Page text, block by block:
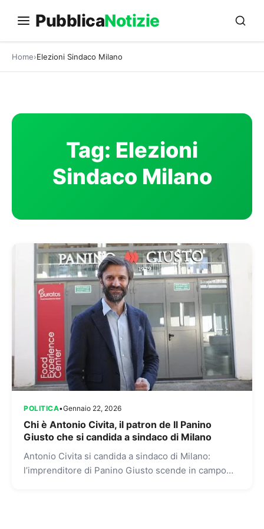
PubblicaNotizie
Home Elezioni Sindaco Milano
Tag: Elezioni
Sindaco Milano
POLITICA•Gennaio 22, 2026
Chi è Antonio Civita, il patron de Il Panino
Giusto che si candida a sindaco di Milano
Antonio Civita si candida a sindaco di Milano:
l’imprenditore di Panino Giusto scende in campo